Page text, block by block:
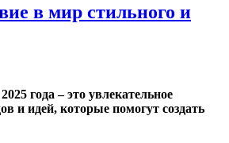
в мир стильного и
года – это увлекательное
и идей, которые помогут создать